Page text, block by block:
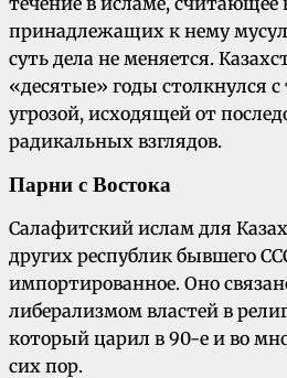
принадлежащих к нему
суть дела не меняется.
«десятые» годы столкнулся
угрозой, исходящей от
радикальных взглядов.
Парни с Востока
Салафитский ислам для
других республик бывшего
импортированное. Оно
либерализмом властей в
который царил в 90-е и во
сих пор.